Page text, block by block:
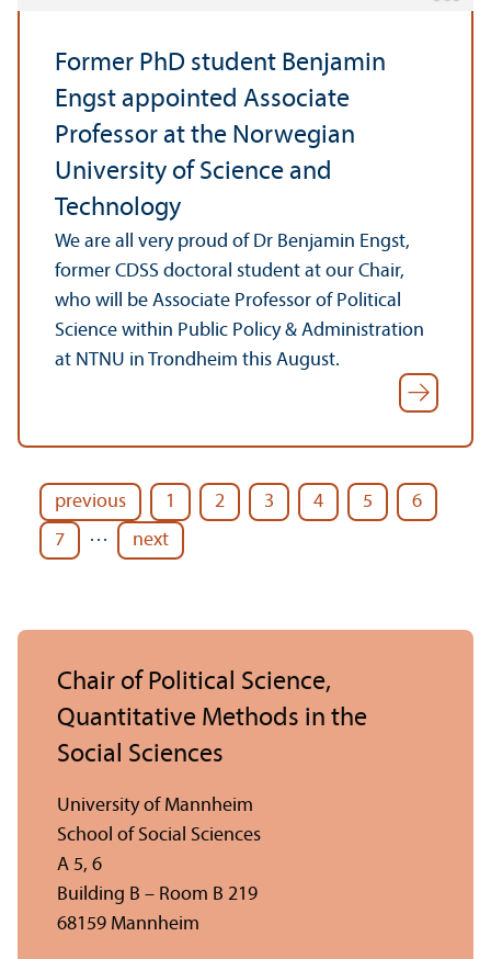
Former PhD student Benjamin
Engst appointed Associate
Professor at the Norwegian
University of Science and
Technology
We are all very proud of Dr Benjamin Engst,
former CDSS doctoral student at our Chair,
who will be Associate Professor of Political
Science within Public Policy & Administration
at NTNU in Trondheim this August.
previous 1 2 3 4 5
6
7
… next
Chair of Political Science,
Quantitative Methods in the
Social Sciences
University of Mannheim
School of Social Sciences
A 5, 6
Building B – Room B 219
68159 Mannheim